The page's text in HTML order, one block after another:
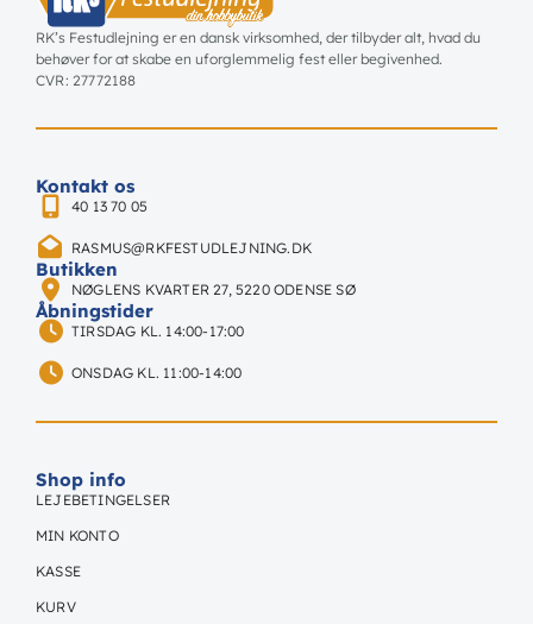
RK’s Festudlejning er en dansk virksomhed, der tilbyder alt, hvad du
behøver for at skabe en uforglemmelig fest eller begivenhed.
CVR: 27772188
Kontakt os
40 13 70 05
RASMUS@RKFESTUDLEJNING.DK
Butikken
NØGLENS KVARTER 27, 5220 ODENSE SØ
Åbningstider
TIRSDAG KL. 14:00-17:00
ONSDAG KL. 11:00-14:00
Shop info
LEJEBETINGELSER
MIN KONTO
KASSE
KURV